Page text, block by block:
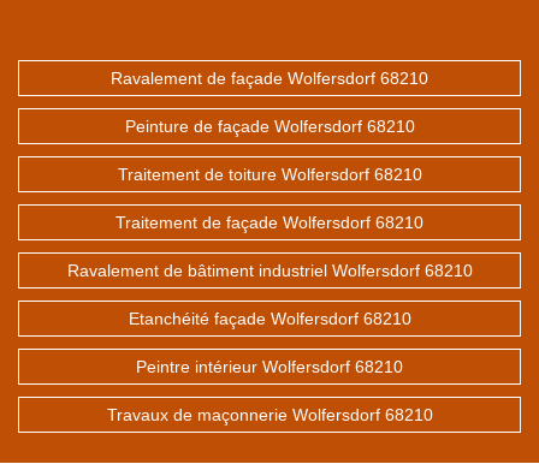
Ravalement de façade Wolfersdorf 68210
Peinture de façade Wolfersdorf 68210
Traitement de toiture Wolfersdorf 68210
Traitement de façade Wolfersdorf 68210
Ravalement de bâtiment industriel Wolfersdorf 68210
Etanchéité façade Wolfersdorf 68210
Peintre intérieur Wolfersdorf 68210
Travaux de maçonnerie Wolfersdorf 68210